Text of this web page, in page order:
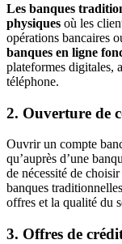
Les banques
physiques où les
opérations bancaires
banques en ligne
plateformes digitales,
téléphone.
2. Ouverture de
Ouvrir un compte
qu’auprès d’une
de nécessité de
banques
offres et la qualité du
3. Offres de